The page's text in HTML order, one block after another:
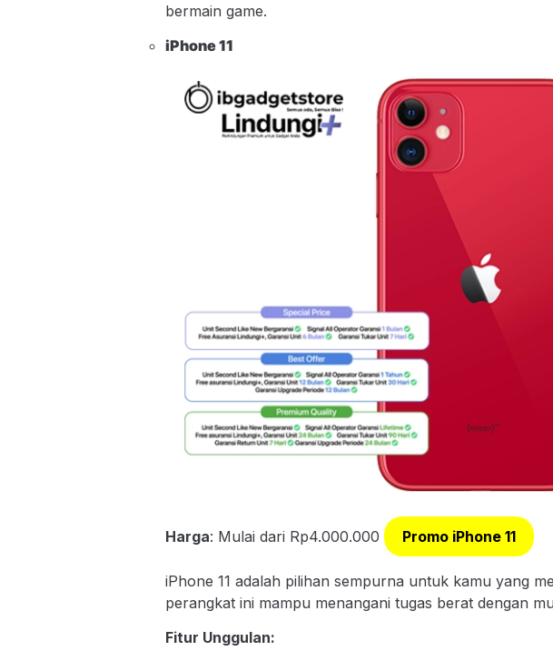
bermain game.
iPhone 11
Harga: Mulai dari Rp4.000.000 Promo iPhone 11
iPhone 11 adalah pilihan sempurna untuk kamu yang
perangkat ini mampu menangani tugas berat dengan
Fitur Unggulan: